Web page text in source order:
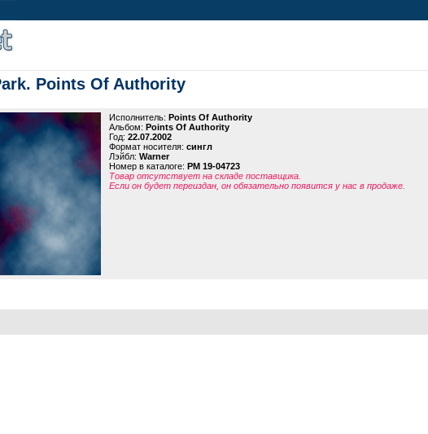
Points Of Authority
Исполнитель: Points Of Authority
Альбом: Points Of Authority
Год: 22.07.2002
Формат носителя: сингл
Лэйбл: Warner
Номер в каталоге: PM 19-04723
Товар отсутствует на складе поставщика.
Если он будет переиздан, он обязательно появится у нас в продаже.